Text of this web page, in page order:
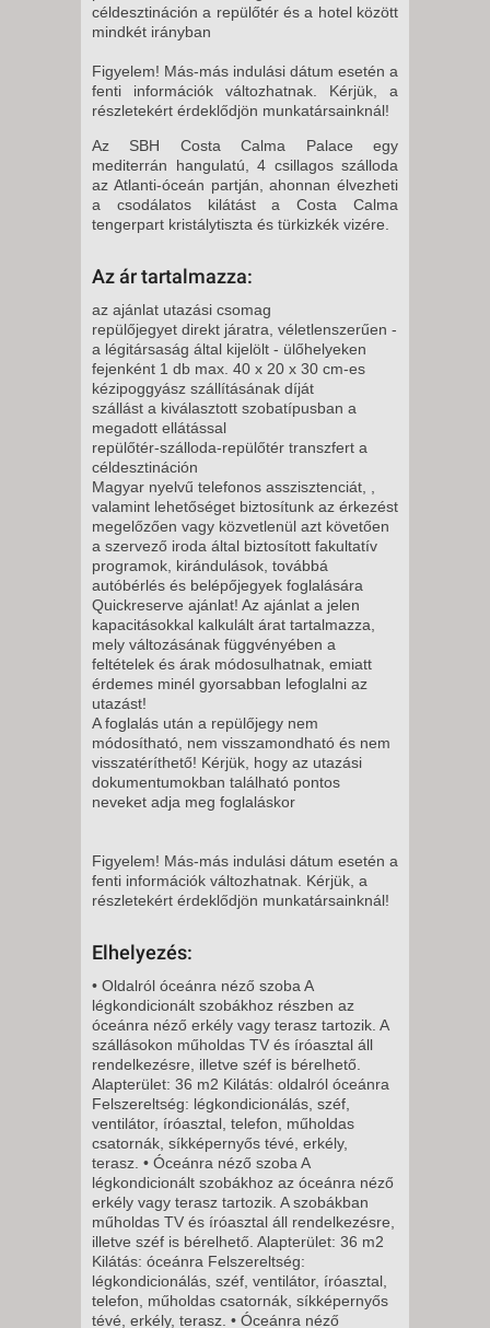
VASÁRNAP -
2026. OKTÓBER 09., PÉNTEK -
8 NAP / 7 ÉJSZAKA
2026. OKTÓBER 11.,
VASÁRNAP -
8 NAP / 7 ÉJSZAKA
2026. OKTÓBER 16., PÉNTEK -
VASÁRNAP -
8 NAP / 7 ÉJSZAKA
2026. OKTÓBER 25.,
VASÁRNAP -
8 NAP / 7 ÉJSZAKA
2026. NOVEMBER 01.,
VASÁRNAP -
8 NAP / 7 ÉJSZAKA
2026. NOVEMBER 08.,
VASÁRNAP -
8 NAP / 7 ÉJSZAKA
2026. NOVEMBER 15.,
VASÁRNAP -
8 NAP / 7 ÉJSZAKA
2026. NOVEMBER 22.,
VASÁRNAP -
8 NAP / 7 ÉJSZAKA
2026. NOVEMBER 29.,
8 NAP / 7 ÉJSZAKA
2026. DECEMBER 06.,
8 NAP / 7 ÉJSZAKA
2026. DECEMBER 13.,
VASÁRNAP -
8 NAP / 7 ÉJSZAKA
2026. DECEMBER 20.,
VASÁRNAP -
8 NAP / 7 ÉJSZAKA
2026. DECEMBER 27.,
VASÁRNAP -
8 NAP / 7 ÉJSZAKA
2027. JANUÁR 03., VASÁRNAP
-
8 NAP / 7 ÉJSZAKA
céldesztináción a repülőtér és a hotel között
mindkét irányban
Figyelem! Más-más indulási dátum esetén a
fenti információk változhatnak. Kérjük, a
részletekért érdeklődjön munkatársainknál!
Az SBH Costa Calma Palace egy
mediterrán hangulatú, 4 csillagos szálloda
az Atlanti-óceán partján, ahonnan élvezheti
a csodálatos kilátást a Costa Calma
tengerpart kristálytiszta és türkizkék vizére.
Az ár tartalmazza:
az ajánlat utazási csomag
repülőjegyet direkt járatra, véletlenszerűen -
a légitársaság által kijelölt - ülőhelyeken
fejenként 1 db max. 40 x 20 x 30 cm-es
kézipoggyász szállításának díját
szállást a kiválasztott szobatípusban a
megadott ellátással
repülőtér-szálloda-repülőtér transzfert a
céldesztináción
Magyar nyelvű telefonos asszisztenciát, ,
valamint lehetőséget biztosítunk az érkezést
megelőzően vagy közvetlenül azt követően
a szervező iroda által biztosított fakultatív
programok, kirándulások, továbbá
autóbérlés és belépőjegyek foglalására
Quickreserve ajánlat! Az ajánlat a jelen
kapacitásokkal kalkulált árat tartalmazza,
mely változásának függvényében a
feltételek és árak módosulhatnak, emiatt
érdemes minél gyorsabban lefoglalni az
utazást!
A foglalás után a repülőjegy nem
módosítható, nem visszamondható és nem
visszatéríthető! Kérjük, hogy az utazási
dokumentumokban található pontos
neveket adja meg foglaláskor
Figyelem! Más-más indulási dátum esetén a
fenti információk változhatnak. Kérjük, a
részletekért érdeklődjön munkatársainknál!
Elhelyezés:
• Oldalról óceánra néző szoba A
légkondicionált szobákhoz részben az
óceánra néző erkély vagy terasz tartozik. A
szállásokon műholdas TV és íróasztal áll
rendelkezésre, illetve széf is bérelhető.
Alapterület: 36 m2 Kilátás: oldalról óceánra
Felszereltség: légkondicionálás, széf,
ventilátor, íróasztal, telefon, műholdas
csatornák, síkképernyős tévé, erkély,
terasz. • Óceánra néző szoba A
légkondicionált szobákhoz az óceánra néző
erkély vagy terasz tartozik. A szobákban
műholdas TV és íróasztal áll rendelkezésre,
illetve széf is bérelhető. Alapterület: 36 m2
Kilátás: óceánra Felszereltség:
légkondicionálás, széf, ventilátor, íróasztal,
telefon, műholdas csatornák, síkképernyős
tévé, erkély, terasz. • Óceánra néző